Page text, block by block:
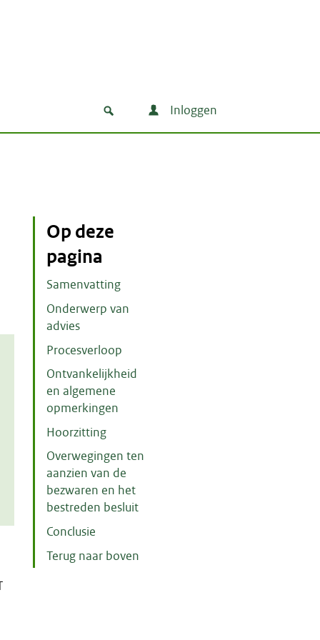
Inloggen
Op deze
pagina
Samenvatting
Onderwerp van
advies
Procesverloop
Ontvankelijkheid
en algemene
opmerkingen
Hoorzitting
Overwegingen ten
aanzien van de
bezwaren en het
bestreden besluit
Conclusie
Terug naar boven